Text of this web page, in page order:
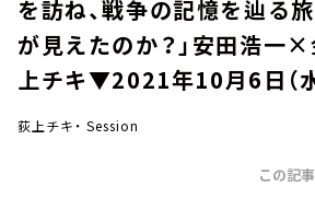
今日の番組表
を訪ね、戦争の記憶を辿る
が見えたのか？」安田浩一
上チキ▼2021年10月6日（
荻上チキ・ Session
この記